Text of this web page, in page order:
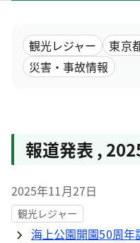
観光レジャー
東京
災害・事故情報
報道発表 ,
2025年11月27日
観光レジャー
海上公園開園50周年